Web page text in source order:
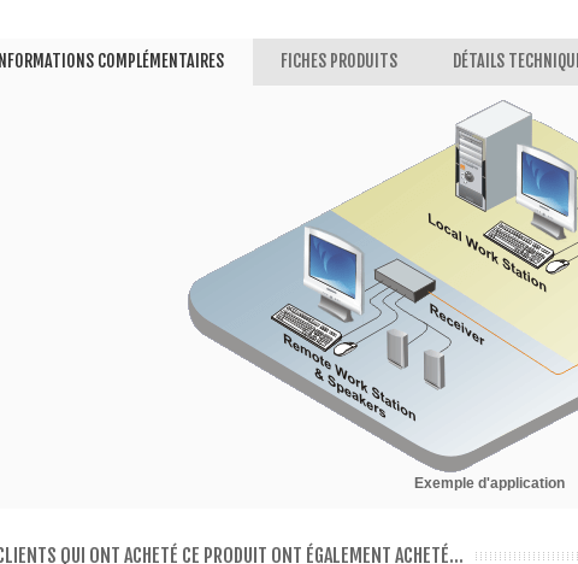
INFORMATIONS COMPLÉMENTAIRES FICHES PRODUITS DÉTAILS
Exemple d'application
QUI ONT ACHETÉ CE PRODUIT ONT ÉGALEMENT ACHETÉ...